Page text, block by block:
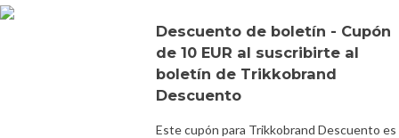
Descuento de boletín - Cupón
de 10 EUR al suscribirte al
boletín de Trikkobrand
Descuento
Este cupón para Trikkobrand Descuento es